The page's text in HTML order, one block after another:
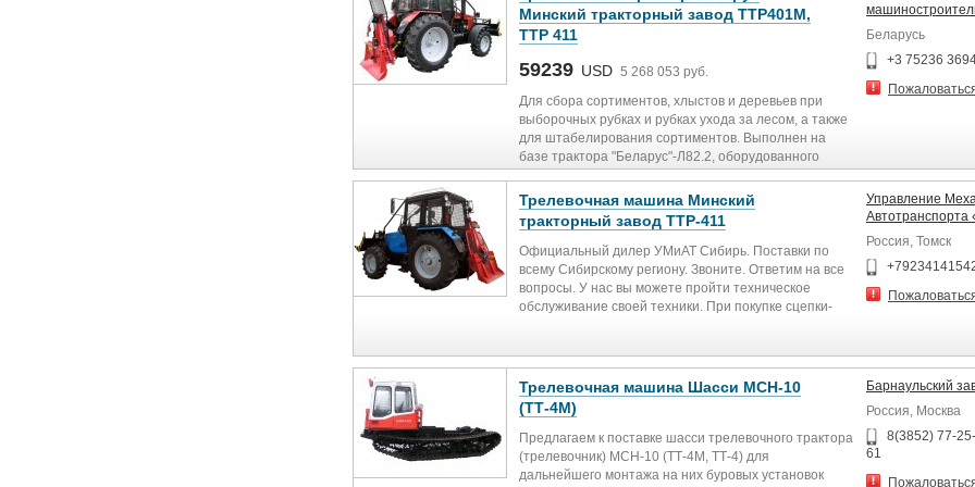
бульдозерным оборудованием (предназначенным
для обустройства площадок, содержания дорог,
подъездных путей и т.д.) возможна установка
др. оборудования. Гарантийное обслуживание.
и теплых стоянок, разработки рыхлых грунтов I и II
категорий.
Минский тракторный завод ТТР401М,
ТТР 411
59239 USD 5 268 053 руб.
Для сбора сортиментов, хлыстов и деревьев при
выборочных рубках и рубках ухода за лесом, а также
для штабелирования сортиментов. Выполнен на
базе трактора "Беларус"-Л82.2, оборудованного
неподвижной балкой и защитными ограждениями
кабины, облицовки и днища.
Тип .... двухосный, с колесной формулой 4х4, с
управляемыми передними колесами, задним
расположением трелевочного приспособления и
передним расположением толкателя бревен.
Мощность, л.с. .... 81
сцепления
Тяговое усилие лебедки, кН .... 40; 50
Скорость движения вперед/назад, км/ч .... 20,4/8,9
Габаритные размеры, мм:
- длина .... 5450±100
- ширина .... 2150±50
- высота .... 2950±50
Беларусь
+3 75236
Трелевочная машина Минский
тракторный завод ТТР-411
Официальный дилер УМиАТ Сибирь. Поставки по
всему Сибирскому региону. Звоните. Ответим на все
вопросы. У нас вы можете пройти техническое
обслуживание своей техники. При покупке сцепки-
деревьев на лесосеках, формирования пачек и их
трелевки при санитарных рубках, а также для
штабелирования сортиментов.
Выполнен на базе трактора «БЕЛАРУС» Л1221.
Управление
Автотранспорта
Россия, Томск
Трелевочная машина Шасси МСН-10
(ТТ-4М)
Предлагаем к поставке шасси трелевочного трактора
(трелевочник) МСН-10 (ТТ-4М, ТТ-4) для
дальнейшего монтажа на них буровых установок
Барнаульский
Россия, Москва
8(3852) 77-
61